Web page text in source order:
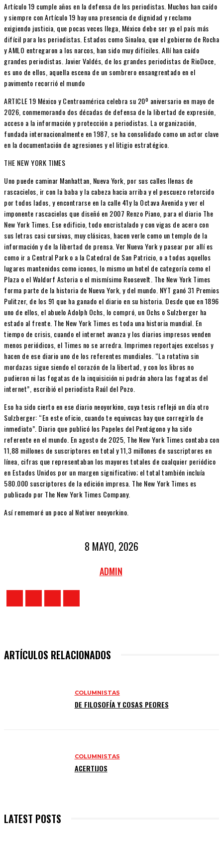
Artículo 19 cumple años en la defensa de los periodistas. Muchos han caído
y siempre con Artículo 19 hay una presencia de dignidad y reclamo
exigiendo justicia, que pocas veces llega, México debe ser ya el país más
difícil para los periodistas. Estados como Sinaloa, que el gobierno de Rocha
y AMLO entregaron a los narcos, han sido muy difíciles. Allí han caído
grandes periodistas. Javier Valdés, de los grandes periodistas de RioDoce,
es uno de ellos, aquella escena de un sombrero ensangrentado en el
pavimento recorrió el mundo
ARTICLE 19 México y Centroamérica celebra su 20º aniversario en mayo de
2026, conmemorando dos décadas de defensa de la libertad de expresión,
acceso a la información y protección a periodistas. La organización,
fundada internacionalmente en 1987, se ha consolidado como un actor clave
en la documentación de agresiones y el litigio estratégico.
THE NEW YORK TIMES
Uno puede caminar Manhattan, Nueva York, por sus calles llenas de
rascacielos, ir con la baba y la cabeza hacia arriba y el pescuezo retorcido
por todos lados, y encontrarse en la calle 41y la Octava Avenida y ver el
imponente rascacielos que diseñó en 2007 Renzo Piano, para el diario The
New York Times. Ese edificio, todo encristalado y con vigas de acero con
sus letras casi cursivas, muy clásicas, hacen verle como un templo de la
información y de la libertad de prensa. Ver Nueva York y pasear por allí es
como ir a Central Park o a la Catedral de San Patricio, o a todos aquellos
lugares mantenidos como iconos, lo mismo un hotel de categoría como el
Plaza o el Waldorf Astoria o el mismísimo Roosevelt. The New York Times
forma parte de la historia de Nueva York, y del mundo. NYT ganó 31 Premios
Pulitzer, de los 91 que ha ganado el diario en su historia. Desde que en 1896
uno de ellos, el abuelo Adolph Ochs, lo compró, un Ochs o Sulzberger ha
estado al frente. The New York Times es toda una historia mundial. En
tiempo de crisis, cuando el internet avanza y los diarios impresos venden
menos periódicos, el Times no se arredra. Imprimen reportajes excelsos y
hacen de ese diario uno de los referentes mundiales. “La rotativa sin
mordazas sigue siendo el corazón de la libertad, y con los libros no
pudieron ni las fogatas de la inquisición ni podrán ahora las fogatas del
internet”, escribió el periodista Raúl del Pozo.
Eso ha sido cierto en ese diario neoyorkino, cuya tesis reflejó un día otro
Sulzberger: “En este oficio, cuando te equivocas hay que corregirlo de
inmediato”. Diario que publicó los Papeles del Pentágono y ha sido
referente en el mundo. En agosto de 2025, The New York Times contaba con
11,88 millones de suscriptores en total y 11,3 millones de suscriptores en
línea, cifras que representaban los mayores totales de cualquier periódico
en Estados Unidos por un margen significativo; el total también incluía
580.000 suscriptores de la edición impresa. The New York Times es
publicado por The New York Times Company.
Así rememoré un poco al Notiver neoyorkino.
8 MAYO, 2026
ADMIN
ARTÍCULOS RELACIONADOS
COLUMNISTAS
DE FILOSOFÍA Y COSAS PEORES
COLUMNISTAS
ACERTIJOS
LATEST POSTS